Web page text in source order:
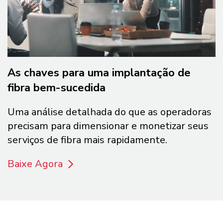
As chaves para uma implantação de
fibra bem-sucedida
Uma análise detalhada do que as operadoras
precisam para dimensionar e monetizar seus
serviços de fibra mais rapidamente.
Baixe Agora